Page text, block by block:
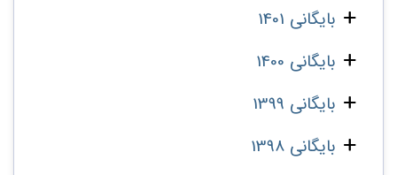
بایگانی 1401
بایگانی 1400
بایگانی 1399
بایگانی 1398